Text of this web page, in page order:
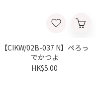
【CIKW/02B-037 N】ぺろっ
でかつよ
HK$5.00